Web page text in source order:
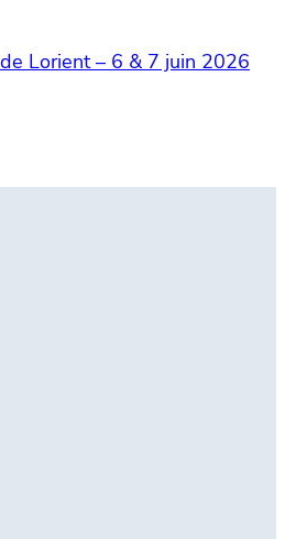
Lorient – 6 & 7 juin 2026